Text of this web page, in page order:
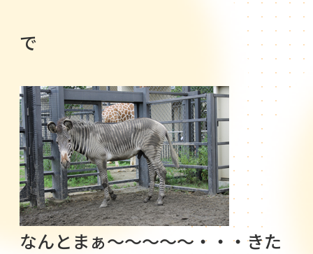
で
なんとまぁ～～～～～・・・きた